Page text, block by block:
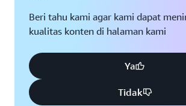
Beri tahu kami agar kami dapat
kualitas konten di halaman kami
Ya
Tidak